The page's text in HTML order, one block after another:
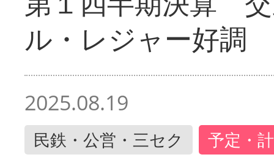
ル・レジャー好調
2025.08.19
民鉄・公営・三セク 予定・